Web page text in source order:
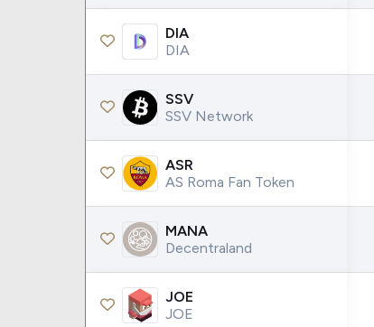
DIA
DIA
SSV
SSV Network
ASR
AS Roma Fan Token
MANA
Decentraland
JOE
JOE